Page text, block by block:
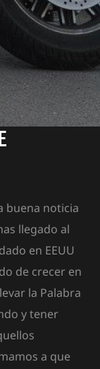
buena noticia
llegado al
en EEUU
de crecer en
la Palabra
y tener
a que